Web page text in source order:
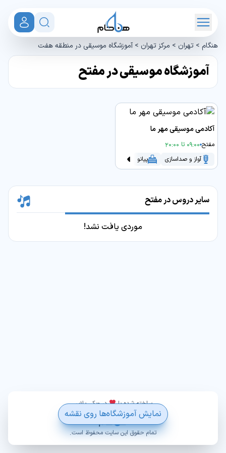
هنگام > تهران > مرکز تهران >آموزشگاه موسیقی در منطقه هفت
آموزشگاه موسیقی در مفتح
سایر دروس در مفتح
موردی یافت نشد!
آکادمی موسیقی مهر ما
مفتح 09:00 تا 20:00
آواز و صداسازی
پیانو
نمایش آموزشگاه‌ها روی نقشه
ساخته شده با در ویکی پلاس
تمام حقوق این سایت محفوظ است.